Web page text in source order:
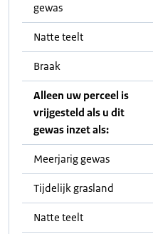
gewas
Natte teelt
Braak
Alleen uw perceel is
vrijgesteld als u dit
gewas inzet als:
Meerjarig gewas
Tijdelijk grasland
Natte teelt